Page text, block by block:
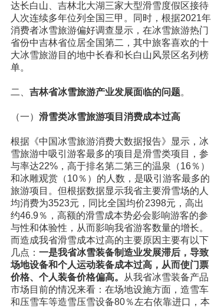
达长白山、吉林北大湖三家大型滑雪度假区接待
人次连续多年位列全国三甲。同时，根据2021年
消费者冰雪旅游偏好调查显示，在冰雪旅游热门
省份中吉林省位居全国第二，其中旅客喜欢的十
大冰雪旅游目的地中长春和长白山风景区名列榜
单。
二、 吉林省冰雪旅游产业发展面临的问题。
（一） 滑雪类冰雪旅游项目消费成本过高
根据《中国冰雪旅游消费大数据报告》显示，冰
雪旅游中吸引游客最多的项目是滑雪类项目，参
与率达22%，高于排名第二第三的温泉（16％）
和冰雕观赏（10％）的人数，是吸引游客最多的
旅游项目。但根据数据显示我省主要滑雪场的人
均消费为3523元，同比全国均价2398元，高出
约46.9％，高额的滑雪成本势必会影响游客的参
与性和体验性，从而影响我省游客数量的增长。
而造成我省滑雪成本过高的主要原因主要有以下
几点： 一是我省冰雪装备制造业发展滞后，导致
场地设备和个人运动装备成本过高，从而使门票
价格、个人装备价格偏高。
从我省冰雪装备产品
市场目前的情况来看：在场地设施方面，造雪车
和压雪车等造雪压雪设备80％左右依靠进口，本